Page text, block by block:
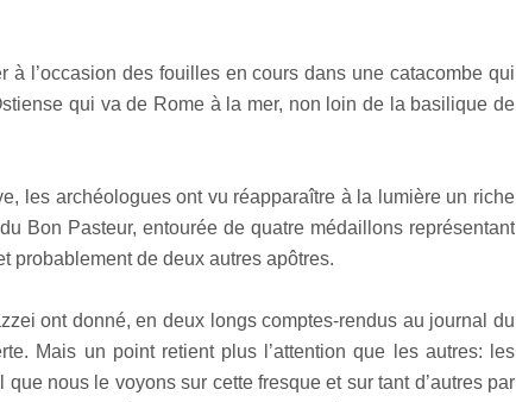
l’occasion des fouilles en cours dans une catacombe qui
qui va de Rome à la mer, non loin de la basilique de
les archéologues ont vu réapparaître à la lumière un riche
Bon Pasteur, entourée de quatre médaillons représentant
probablement de deux autres apôtres.
ont donné, en deux longs comptes-rendus au journal du
Mais un point retient plus l’attention que les autres: les
nous le voyons sur cette fresque et sur tant d’autres par